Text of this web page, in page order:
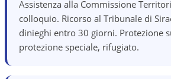
Assistenza alla Commissione
colloquio. Ricorso al Tribunale di
dinieghi entro 30 giorni. Protezione
protezione speciale, rifugiato.